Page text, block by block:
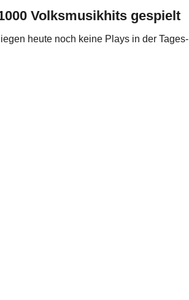
Volksmusikhits gespielt
heute noch keine Plays in der Tages-